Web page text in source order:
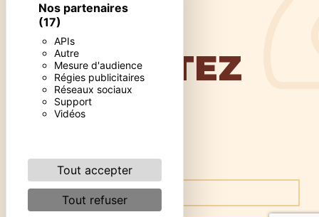
Nos partenaires
(17)
APIs
Autre
Mesure d'audience
Régies publicitaires
Réseaux sociaux
Support
Vidéos
Tout accepter
Tout refuser
CONTACTEZ
NOUS